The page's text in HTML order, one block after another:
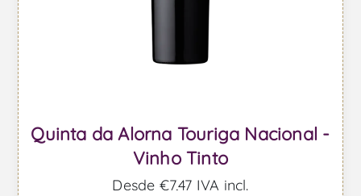
Quinta da Alorna Touriga Nacional -
Vinho Tinto
Desde €7,47 IVA incl.